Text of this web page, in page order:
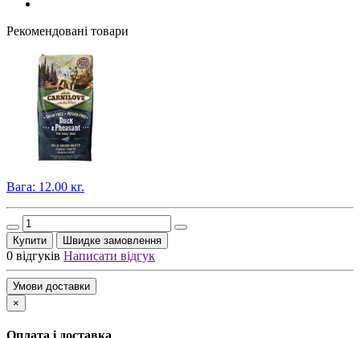
Рекомендовані товари
Вага: 12.00 кг.
Купити Швидке замовлення
0 відгуків Написати відгук
Умови доставки
×